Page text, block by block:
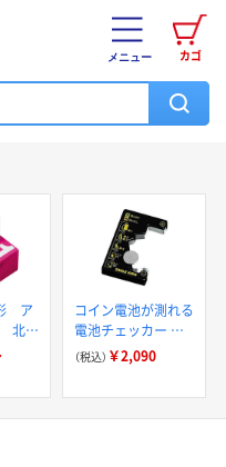
カゴ
メニュー
ア
北欧
ク
コイン電池が測れる
電池チェッカー 電
池不要タイプ 測定
可能電池：単1～4形
（税込） ￥2,090